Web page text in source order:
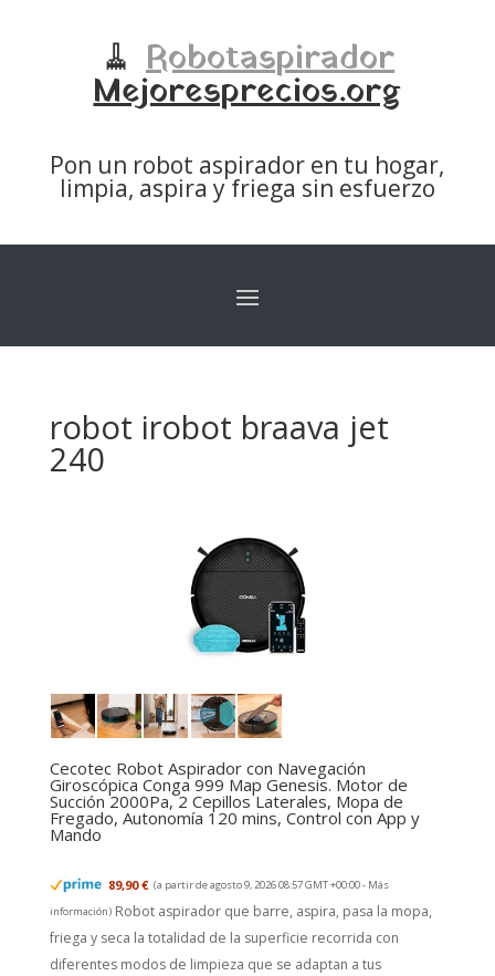
🧹 Robotaspirador
Mejoresprecios.org
Pon un robot aspirador en tu hogar,
limpia, aspira y friega sin esfuerzo
robot irobot braava jet
240
Cecotec Robot Aspirador con Navegación
Giroscópica Conga 999 Map Genesis. Motor de
Succión 2000Pa, 2 Cepillos Laterales, Mopa de
Fregado, Autonomía 120 mins, Control con App y
Mando
89,90 € (a partir de agosto 9, 2026 08:57 GMT +00:00 - Más
información) Robot aspirador que barre, aspira, pasa la mopa,
friega y seca la totalidad de la superficie recorrida con
diferentes modos de limpieza que se adaptan a tus